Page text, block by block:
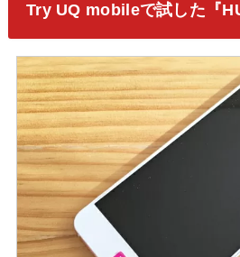
Try UQ mobileで試した『